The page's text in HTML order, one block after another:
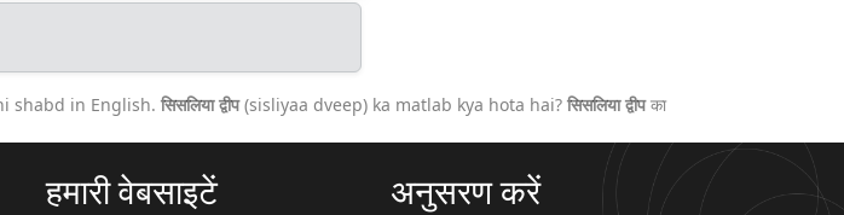
shabd in English. सिसलिया द्वीप(sisliyaa dveep) ka matlab kya hota hai? सिसलिया द्वीपका
हमारी वेबसाइटें अनुसरण करें